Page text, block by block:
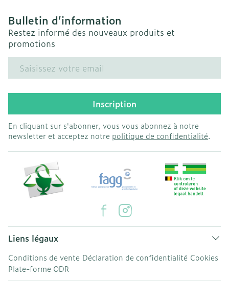
Bulletin d’information
Restez informé des nouveaux produits et
promotions
Adresse mail
Inscription
En cliquant sur s'abonner, vous vous abonnez à notre
newsletter et acceptez notre politique de confidentialité.
Liens légaux
Conditions de vente Déclaration de confidentialité Cookies
Plate-forme ODR